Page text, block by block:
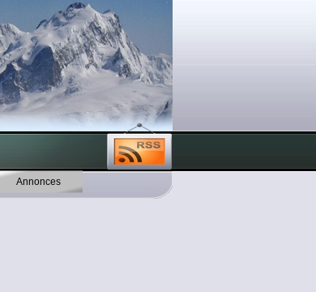
Annonces